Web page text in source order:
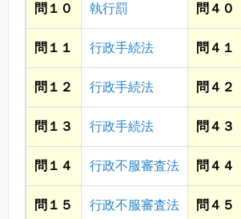
問１０ 執行罰 問４０
問１１ 行政手続法 問４１
問１２ 行政手続法 問４２
問１３ 行政手続法 問４３
問１４ 行政不服審査法 問４４
問１５ 行政不服審査法 問４５